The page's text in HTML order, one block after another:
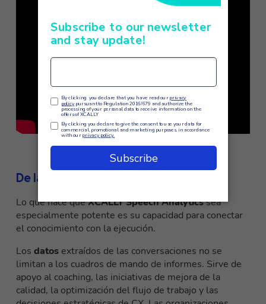
De la analítica a la acción
Lo que hace queXCALLY Speech Analyticssea
especialmente potente es su capacidad para conectar
el conocimiento con la ejecución.
Los datos extraídos de las conversaciones no se
limitan a los cuadros de mando de informes. Sirve de
apoyo al coaching, las iniciativas de mejora de la
calidad, la optimización del flujo de trabajo y las